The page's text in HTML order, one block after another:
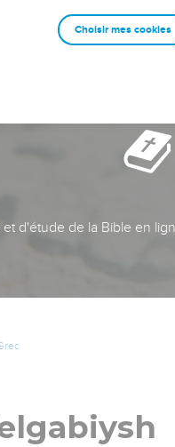
d'étude de la Bible en
Choisir mes cookies